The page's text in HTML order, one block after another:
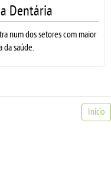
Dentária
num dos setores com maior
da saúde.
Inicio